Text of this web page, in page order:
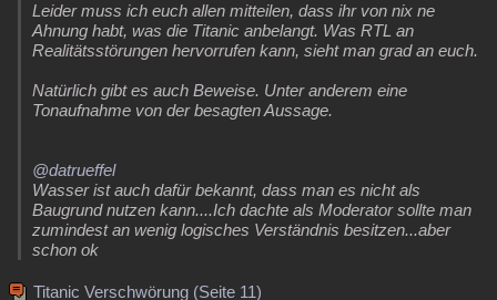
Leider muss ich euch allen mitteilen, dass ihr von nix ne
Ahnung habt, was die Titanic anbelangt. Was RTL an
Realitätsstörungen hervorrufen kann, sieht man grad an euch.
Natürlich gibt es auch Beweise. Unter anderem eine
Tonaufnahme von der besagten Aussage.
@datrueffel
Wasser ist auch dafür bekannt, dass man es nicht als
Baugrund nutzen kann....Ich dachte als Moderator sollte man
zumindest an wenig logisches Verständnis besitzen...aber
schon ok
Titanic Verschwörung (Seite 11)